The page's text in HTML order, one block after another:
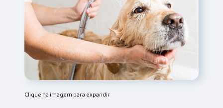
Clique na imagem para expandir